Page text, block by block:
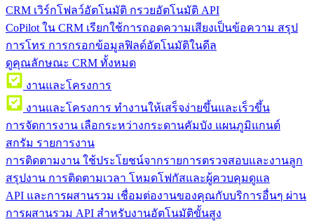
CRM เวิร์กโฟลว์อัตโนมัติ กรวยอัตโนมัติ API
CoPilot ใน CRM เรียกใช้การถอดความเสียงเป็นข้อความ สรุป
การโทร การกรอกข้อมูลฟิลด์อัตโนมัติในดีล
ดูคุณลักษณะ CRM ทั้งหมด
งานและโครงการ
งานและโครงการ ทำงานให้เสร็จง่ายขึ้นและเร็วขึ้น
การจัดการงาน เลือกระหว่างกระดานคัมบัง แผนภูมิแกนต์
สกรัม รายการงาน
การติดตามงาน ใช้ประโยชน์จากรายการตรวจสอบและงานลูก
สรุปงาน การติดตามเวลา โหมดโฟกัสและผู้ควบคุมดูแล
API และการผสานรวม เชื่อมต่องานของคุณกับบริการอื่นๆ ผ่าน
การผสานรวม API สำหรับงานอัตโนมัติขั้นสูง